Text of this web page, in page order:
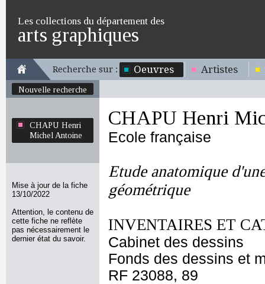
Les collections du département des
arts graphiques
Recherche sur : Oeuvres Artistes
Nouvelle recherche
CHAPU Henri
Michel Antoine
Mise à jour de la fiche
13/10/2022
Attention, le contenu de
cette fiche ne reflète
pas nécessairement le
dernier état du savoir.
CHAPU Henri
Ecole française
Etude anatomique
géométrique
INVENTAIRES ET
Cabinet des dessins
Fonds des dessins et
RF 23088, 89